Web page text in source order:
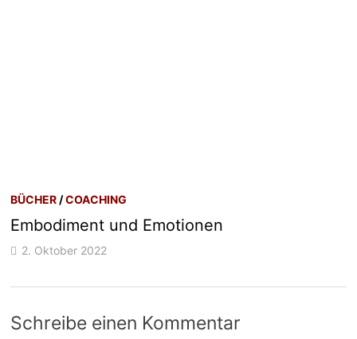
BÜCHER /COACHING
Embodiment und Emotionen
2. Oktober 2022
Schreibe einen Kommentar